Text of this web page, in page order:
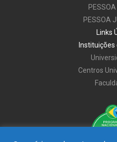
PESSOA
Links
Instituições
Centros